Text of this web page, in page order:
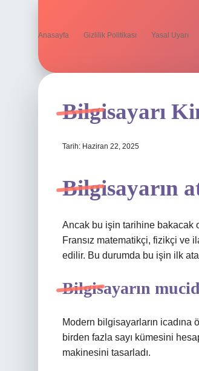
Anasayfa Gizlilik Politikası Yasal Uyarı
Bilgisayarı
Tarih: Haziran 22, 2025
Bilgisayarın
Ancak bu işin tarihine bakacak
Fransız matematikçi, fizikçi ve
edilir. Bu durumda bu işin ilk
Bilgisayarın
Modern bilgisayarların icadına
birden fazla sayı kümesini
makinesini tasarladı.